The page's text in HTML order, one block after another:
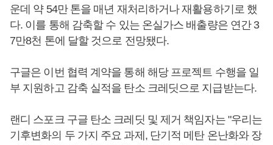
운데 약 54만 톤을 매년 재처리하거나 재활용하기로 했
다. 이를 통해 감축할 수 있는 온실가스 배출량은 연간 3
7만8천 톤에 달할 것으로 전망됐다.
구글은 이번 협력 계약을 통해 해당 프로젝트 수행을 일
부 지원하고 감축 실적을 탄소 크레딧으로 지급받는다.
랜디 스포크 구글 탄소 크레딧 및 제거 책임자는 "우리는
기후변화의 두 가지 주요 과제, 단기적 메탄 온난화와 장